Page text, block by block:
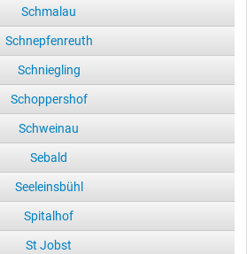
Schmalau
Schnepfenreuth
Schniegling
Schoppershof
Schweinau
Sebald
Seeleinsbühl
Spitalhof
St Jobst